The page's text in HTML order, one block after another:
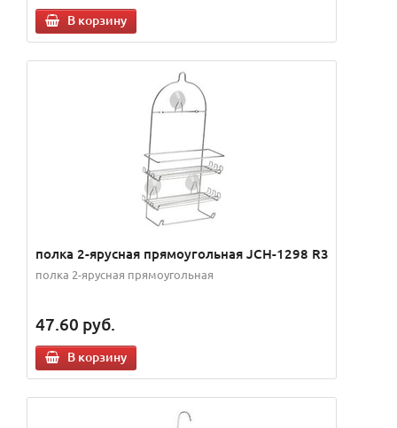
В корзину
полка 2-ярусная прямоугольная JCH-1298 R3
полка 2-ярусная прямоугольная
47.60 руб.
В корзину